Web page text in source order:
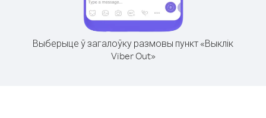
Выберыце ў загалоўку размовы пункт «Выклік
Viber Out»